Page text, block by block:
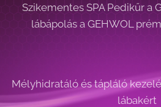
Szikementes SPA Pedikűr a
lábápolás a GEHWOL
Mélyhidratáló és tápláló
lábakért